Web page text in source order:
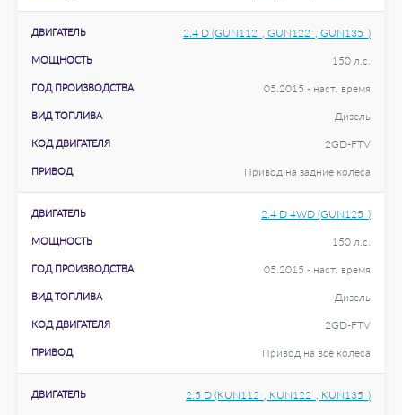
ДВИГАТЕЛЬ 2.4 D (GUN112_, GUN122_, GUN135_)
МОЩНОСТЬ 150 л.с.
ГОД ПРОИЗВОДСТВА 05.2015 - наст. время
ВИД ТОПЛИВА Дизель
КОД ДВИГАТЕЛЯ 2GD-FTV
ПРИВОД Привод на задние колеса
ДВИГАТЕЛЬ 2.4 D 4WD (GUN125_)
МОЩНОСТЬ 150 л.с.
ГОД ПРОИЗВОДСТВА 05.2015 - наст. время
ВИД ТОПЛИВА Дизель
КОД ДВИГАТЕЛЯ 2GD-FTV
ПРИВОД Привод на все колеса
ДВИГАТЕЛЬ 2.5 D (KUN112_, KUN122_, KUN135_)